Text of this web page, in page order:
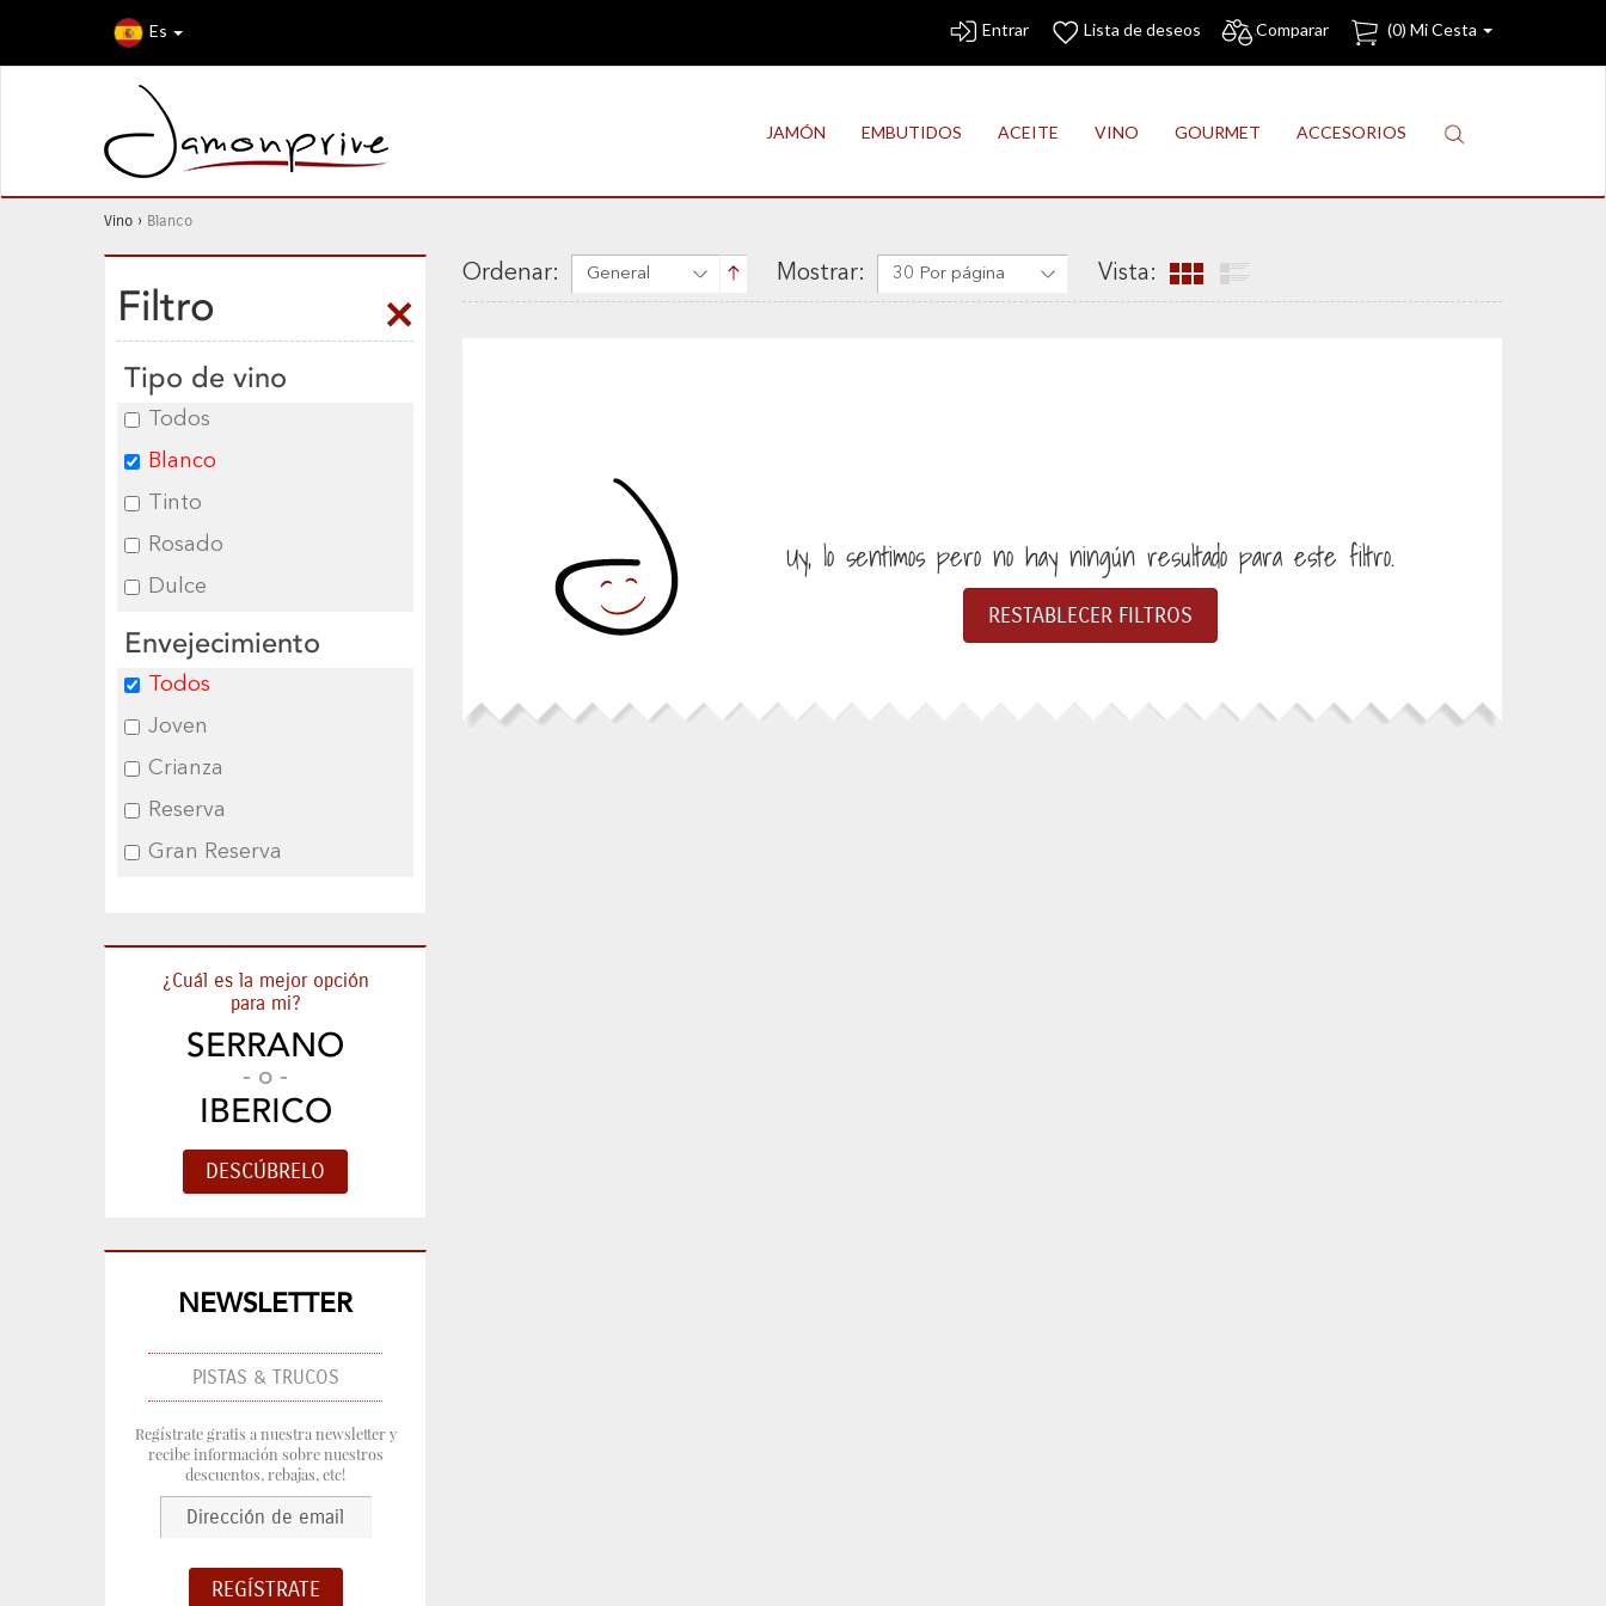
Es Entrar Lista de deseos Comparar (0) Mi Cesta
JAMÓN EMBUTIDOS ACEITE VINO GOURMET ACCESORIOS
Vino › Blanco
Ordenar: General Mostrar: 30 Por página Vista:
Uy, lo sentimos pero no hay ningún resultado para este filtro.
Filtro
Tipo de vino
Todos
Blanco
Tinto
Rosado
Dulce
Envejecimiento
Todos
Joven
Crianza
Reserva
Gran Reserva
¿Cuál es la mejor opción
para mi?
SERRANO
- o -
IBERICO
NEWSLETTER
PISTAS & TRUCOS
Regístrate gratis a nuestra newsletter y
recibe información sobre nuestros
descuentos, rebajas, etc!